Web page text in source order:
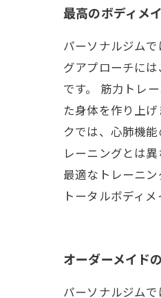
最高のボディメ
パーソナルジム
グアプローチに
です。 筋力トレ
た身体を作り上
クでは、心肺機
レーニングとは
最適なトレーニ
トータルボディ
オーダーメイド
パーソナルジム